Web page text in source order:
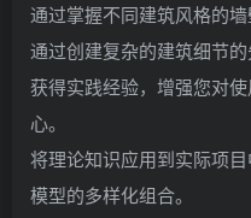
通过掌握不同建筑风格的墙
通过创建复杂的建筑细节的
获得实践经验，增强您对
心。
将理论知识应用到实际项
模型的多样化组合。